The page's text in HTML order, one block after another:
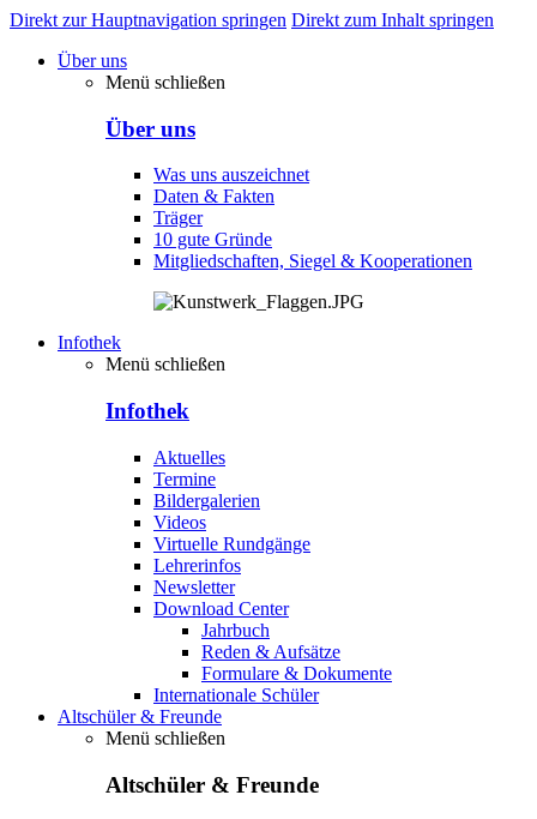
Direkt zur Hauptnavigation springen Direkt zum Inhalt springen
Über uns
Menü schließen
Über uns
Was uns auszeichnet
Daten & Fakten
Träger
10 gute Gründe
Mitgliedschaften, Siegel & Kooperationen
Infothek
Menü schließen
Infothek
Aktuelles
Termine
Bildergalerien
Videos
Virtuelle Rundgänge
Lehrerinfos
Newsletter
Download Center
Jahrbuch
Reden & Aufsätze
Formulare & Dokumente
Internationale Schüler
Altschüler & Freunde
Menü schließen
Altschüler & Freunde